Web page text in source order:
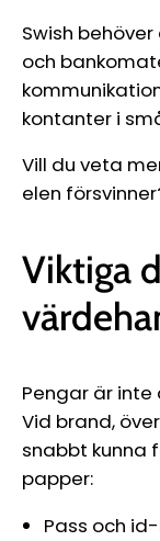
Swish
och
kontanter i
Vill du veta
elen
Viktiga
Pengar är
Vid brand,
snabbt kunna
papper:
Pass och